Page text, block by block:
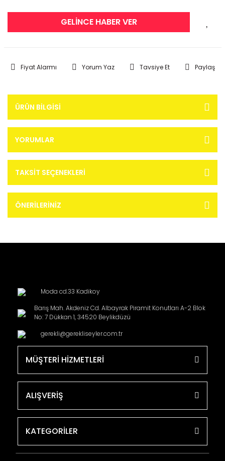
GELİNCE HABER VER
Fiyat Alarmı Yorum Yaz Tavsiye Et Paylaş
ÜRÜN BILGISI
YORUMLAR
TAKSIT SEÇENEKLERI
ÖNERILERINIZ
Moda cd.33 Kadikoy
Barış Mah. Akdeniz Cd. Albayrak Piramit Konutları A-2 Blok
No: 7 Dükkan 1, 34520 Beylikdüzü
gerekli@gerekliseyler.com.tr
MÜŞTERİ HİZMETLERİ
ALIŞVERİŞ
KATEGORİLER